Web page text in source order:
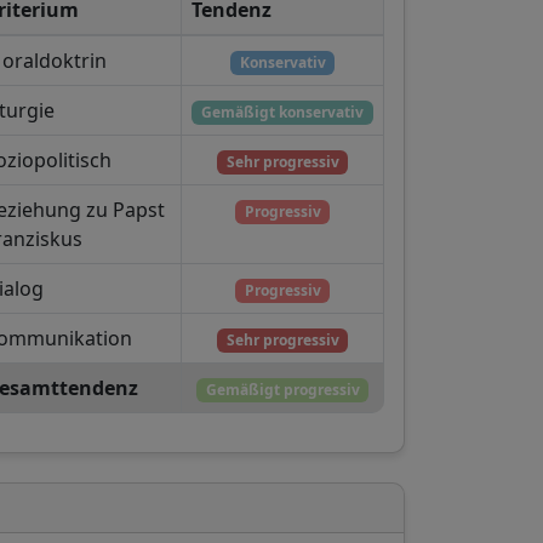
Tendenz
Konservativ
Gemäßigt konservativ
Sehr progressiv
zu Papst
Progressiv
Progressiv
Sehr progressiv
Gemäßigt progressiv